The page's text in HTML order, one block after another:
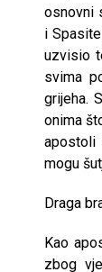
osnovni
i
uzvisio
svima
grijeha.
onima
apostoli
mogu
Draga
Kao
zbog